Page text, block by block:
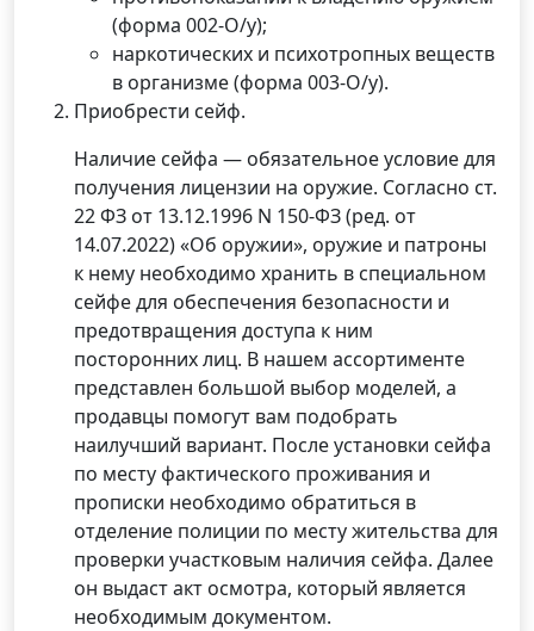
(форма 002-О/у);
наркотических и психотропных веществ
в организме (форма 003-О/у).
Приобрести сейф.
Наличие сейфа — обязательное условие для
получения лицензии на оружие. Согласно ст.
22 ФЗ от 13.12.1996 N 150-ФЗ (ред. от
14.07.2022) «Об оружии», оружие и патроны
к нему необходимо хранить в специальном
сейфе для обеспечения безопасности и
предотвращения доступа к ним
посторонних лиц. В нашем ассортименте
представлен большой выбор моделей, а
продавцы помогут вам подобрать
наилучший вариант. После установки сейфа
по месту фактического проживания и
прописки необходимо обратиться в
отделение полиции по месту жительства для
проверки участковым наличия сейфа. Далее
он выдаст акт осмотра, который является
необходимым документом.